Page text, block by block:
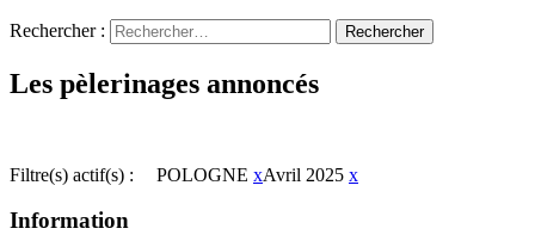
Rechercher :
Les pèlerinages annoncés
Filtre(s) actif(s) : POLOGNE xAvril 2025 x
Information